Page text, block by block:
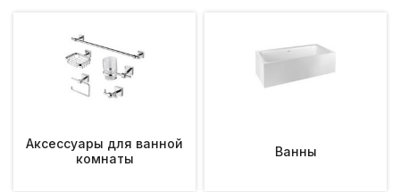
Аксессуары для ванной
комнаты
Ванны